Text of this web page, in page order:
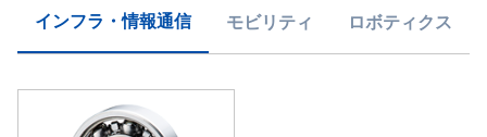
インフラ・情報通信 モビリティ ロボティクス